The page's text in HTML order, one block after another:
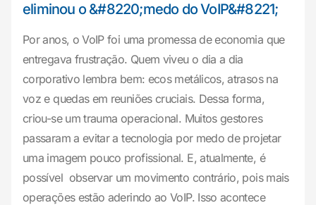
eliminou o &#8220;medo do VoIP&#8221;
Por anos, o VoIP foi uma promessa de economia que
entregava frustração. Quem viveu o dia a dia
corporativo lembra bem: ecos metálicos, atrasos na
voz e quedas em reuniões cruciais. Dessa forma,
criou-se um trauma operacional. Muitos gestores
passaram a evitar a tecnologia por medo de projetar
uma imagem pouco profissional. E, atualmente, é
possível observar um movimento contrário, pois mais
operações estão aderindo ao VoIP. Isso acontece